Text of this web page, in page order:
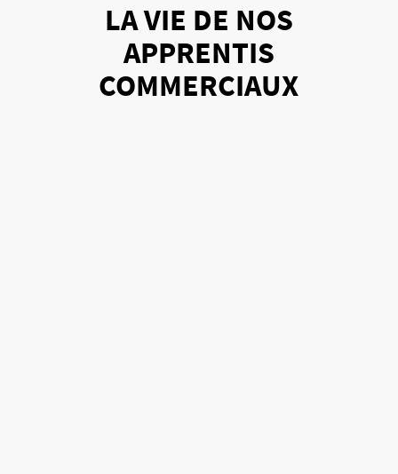
LA VIE DE NOS
APPRENTIS
COMMERCIAUX